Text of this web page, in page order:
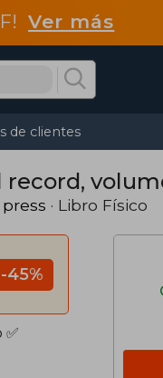
Ver más
de clientes
· Libro Físico
-45%